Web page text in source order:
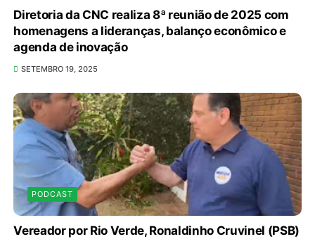
Diretoria da CNC realiza 8ª reunião de 2025 com
homenagens a lideranças, balanço econômico e
agenda de inovação
SETEMBRO 19, 2025
PODCAST
Vereador por Rio Verde, Ronaldinho Cruvinel (PSB)